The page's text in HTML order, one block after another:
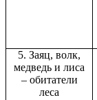
5. Заяц, волк,
медведь и лиса
– обитатели
леса